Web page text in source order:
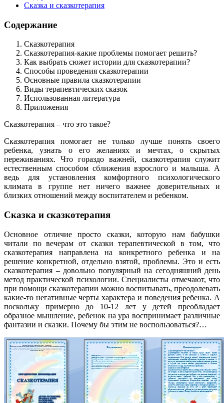
Сказка и сказкотерапия
Содержание
Сказкотерапия
Сказкотерапия-какие проблемы помогает решить?
Как выбрать сюжет истории для сказкотерапии?
Способы проведения сказкотерапии
Основные правила сказкотерапии
Виды терапевтических сказок
Использованная литература
Приложения
Сказкотерапия – что это такое?
Cказкотерапия помогает не только лучше понять своего
ребенка, узнать о его желаниях и мечтах, о скрытых
переживаниях. Что гораздо важней, сказкотерапия служит
естественным способом сближения взрослого и малыша. А
ведь для установления комфортного психологического
климата в группе нет ничего важнее доверительных и
близких отношений между воспитателем и ребенком.
Сказка и сказкотерапия
Основное отличие просто сказки, которую нам бабушки
читали по вечерам от сказки терапевтической в том, что
сказкотерапия направлена на конкретного ребенка и на
решение конкретной, отдельно взятой, проблемы. Это и есть
сказкотерапия – довольно популярный на сегодняшний день
метод практической психологии. Специалисты отмечают, что
при помощи сказкотерапии можно воспитывать, преодолевать
какие-то негативные черты характера и поведения ребенка. А
поскольку примерно до 10-12 лет у детей преобладает
образное мышление, ребенок на ура воспринимает различные
фантазии и сказки. Почему бы этим не воспользоваться?…